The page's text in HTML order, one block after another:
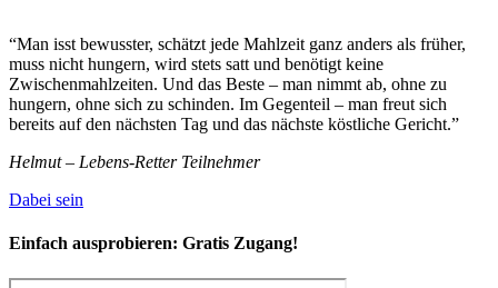
“Man isst bewusster, schätzt jede Mahlzeit ganz anders als früher,
muss nicht hungern, wird stets satt und benötigt keine
Zwischenmahlzeiten. Und das Beste – man nimmt ab, ohne zu
hungern, ohne sich zu schinden. Im Gegenteil – man freut sich
bereits auf den nächsten Tag und das nächste köstliche Gericht.”
Helmut – Lebens-Retter Teilnehmer
Dabei sein
Einfach ausprobieren: Gratis Zugang!